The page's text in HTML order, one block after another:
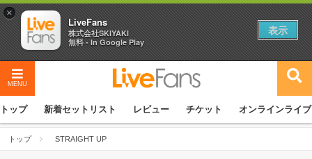
MENU
トップ 新着セットリスト レビュー チケット オンラインライブ
トップ STRAIGHT UP
×
LiveFans
株式会社SKIYAKI
無料 - In Google Play
表示